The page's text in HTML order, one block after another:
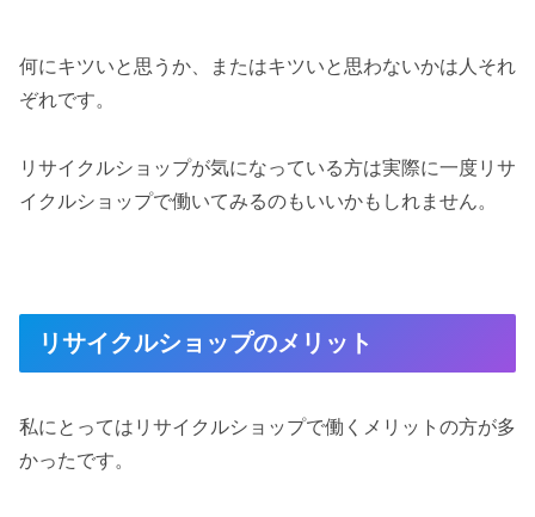
何にキツいと思うか、またはキツいと思わないかは人それ
ぞれです。
リサイクルショップが気になっている方は実際に一度リサ
イクルショップで働いてみるのもいいかもしれません。
リサイクルショップのメリット
私にとってはリサイクルショップで働くメリットの方が多
かったです。